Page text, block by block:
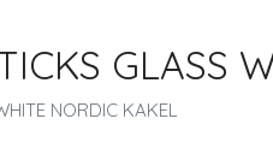
GLASS
NORDIC KAKEL